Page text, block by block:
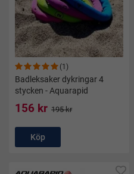
(1)
Badleksaker dykringar 4
stycken - Aquarapid
156 kr 195 kr
Köp